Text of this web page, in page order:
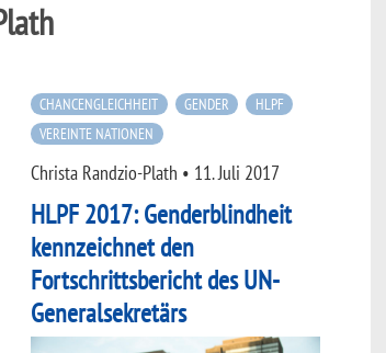
CHANCENGLEICHHEIT GENDER
HLPF
VEREINTE NATIONEN
Christa Randzio-Plath • 11. Juli 2017
HLPF 2017: Genderblindheit
kennzeichnet den
Fortschrittsbericht des UN-
Generalsekretärs